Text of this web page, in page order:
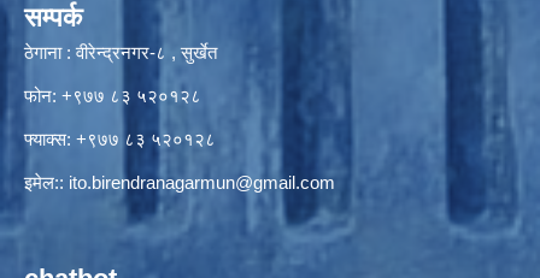
सम्पर्क
ठेगाना : वीरेन्द्रनगर-८ , सुर्खेत
फोन: +९७७ ८३ ५२०१२८
फ्याक्स: +९७७ ८३ ५२०१२८
इमेल:: ito.birendranagarmun@gmail.com